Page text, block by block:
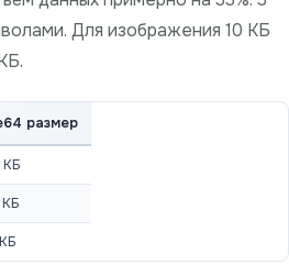
Для изображения 10 КБ
размер
КБ
КБ